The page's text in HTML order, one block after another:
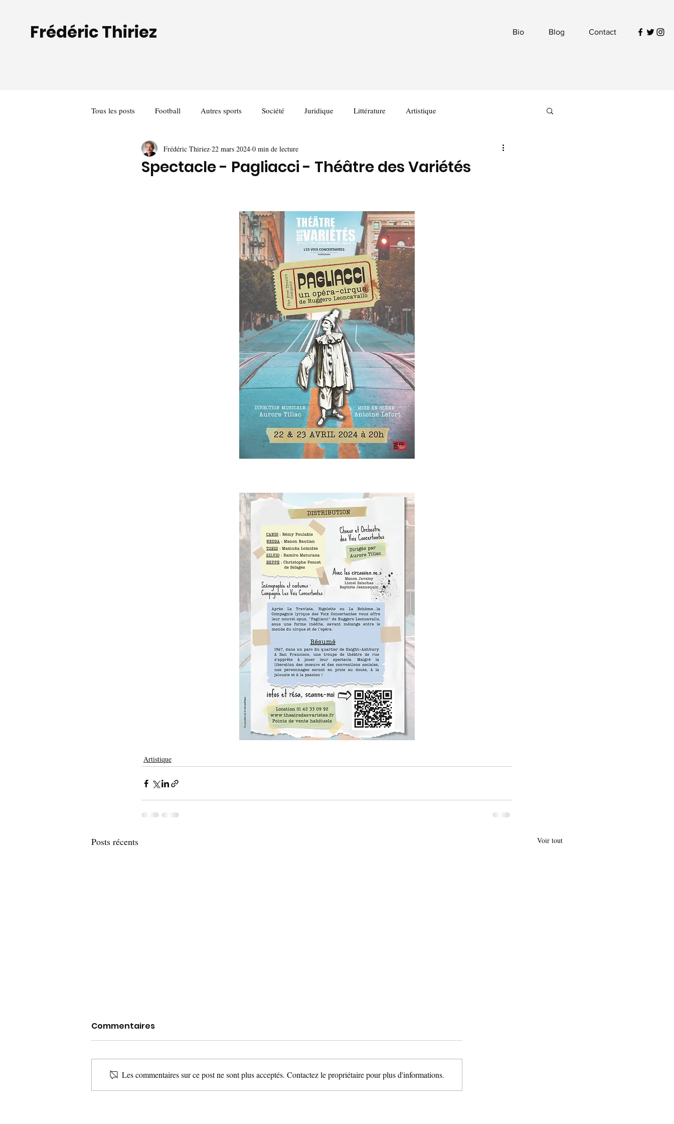
Frédéric Thiriez Bio Blog Contact
Tous les posts Football Autres sports Société Juridique Littérature Artistique
Spectacle - Pagliacci - Théâtre des Variétés
Frédéric Thiriez 22 mars 2024 0 min de lecture
Artistique
Posts récents Voir tout
"Poitiers : l'Orchestre de
chambre Nouvelle-
Frédéric Thiriez arrive à la présidence
de l’Orchestre de chambre Nouvelle-
Aquitaine, à la suite de David Caméo.
"Avec un nouveau...
président de l’Orchestre
"Président emblématique de la Ligue
de football professionnel durant
quinze ans, Frédéric Thiriez est le
nouveau président de...
Commentaires
Les commentaires sur ce post ne sont plus acceptés. Contactez le propriétaire pour plus d'informations.